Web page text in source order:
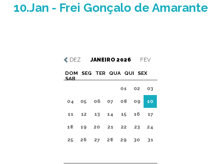
10.Jan - Frei Gonçalo de Amarante
DEZ JANEIRO 2026 FEV
DOM SEG TER QUA QUI
SEX
SAB
01
02 03
04 05 06 07 08 09 10
11 12 13 14 15 16 17
18 19 20 21 22 23 24
25 26 27 28 29 30 31